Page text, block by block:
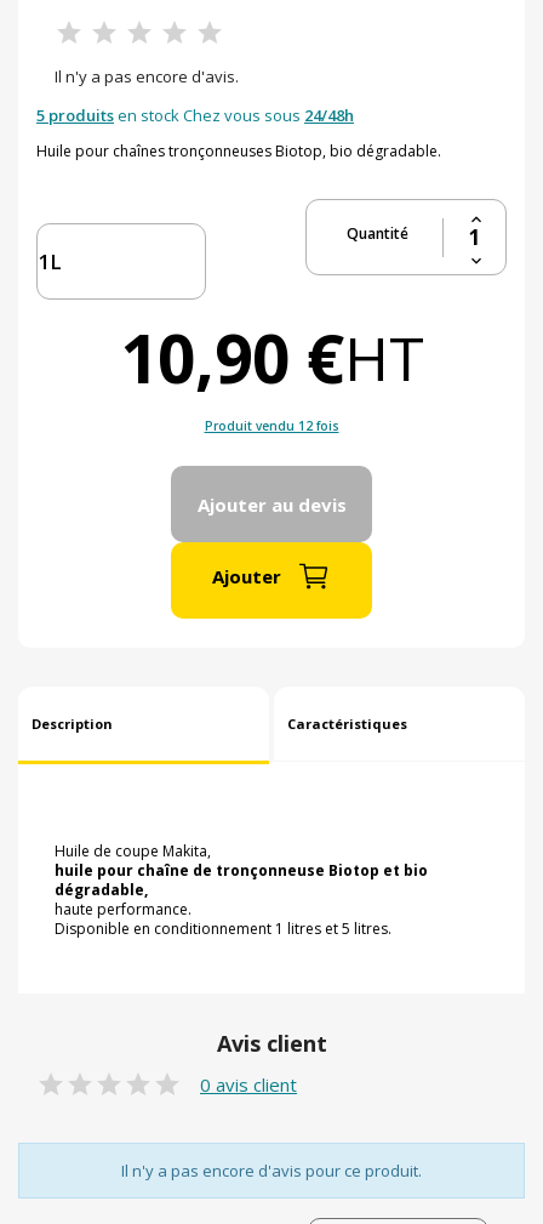
Il n'y a pas encore d'avis.
5 produitsen stock Chez vous sous 24/48h
Huile pour chaînes tronçonneuses Biotop, bio dégradable.
Quantité
10,90 €HT
Produit vendu 12 fois
Ajouter au devis
Ajouter
Description Caractéristiques
Huile de coupe Makita,
huile pour chaîne de tronçonneuse Biotop et bio
dégradable,
haute performance.
Disponible en conditionnement 1 litres et 5 litres.
Avis client
0 avis client
Il n'y a pas encore d'avis pour ce produit.